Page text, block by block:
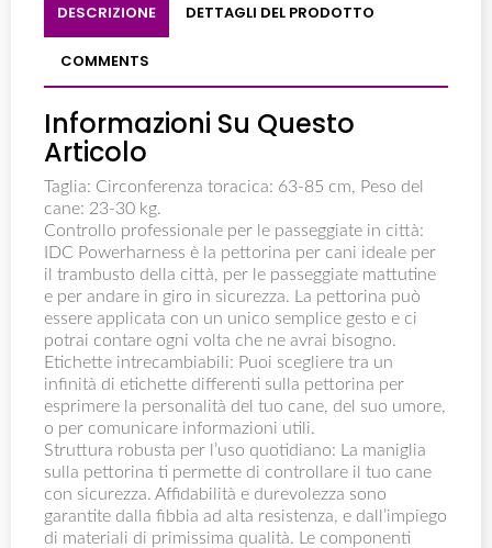
DESCRIZIONE DETTAGLI DEL PRODOTTO
COMMENTS
Informazioni Su Questo
Articolo
Taglia: Circonferenza toracica: 63-85 cm, Peso del
cane: 23-30 kg.
Controllo professionale per le passeggiate in città:
IDC Powerharness è la pettorina per cani ideale per
il trambusto della città, per le passeggiate mattutine
e per andare in giro in sicurezza. La pettorina può
essere applicata con un unico semplice gesto e ci
potrai contare ogni volta che ne avrai bisogno.
Etichette intrecambiabili: Puoi scegliere tra un
infinità di etichette differenti sulla pettorina per
esprimere la personalità del tuo cane, del suo umore,
o per comunicare informazioni utili.
Struttura robusta per l’uso quotidiano: La maniglia
sulla pettorina ti permette di controllare il tuo cane
con sicurezza. Affidabilità e durevolezza sono
garantite dalla fibbia ad alta resistenza, e dall’impiego
di materiali di primissima qualità. Le componenti